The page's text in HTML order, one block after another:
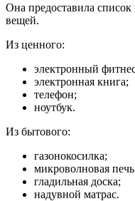
Она предоставила
вещей.
Из ценного:
электронный
электронная книга;
телефон;
ноутбук.
Из бытового:
газонокосилка;
микроволновая
гладильная доска;
надувной матрас.